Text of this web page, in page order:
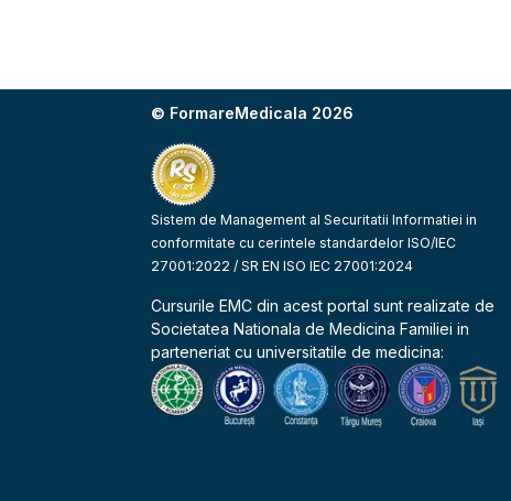
© FormareMedicala 2026
Sistem de Management al Securitatii Informatiei in
conformitate cu cerintele standardelor ISO/IEC
27001:2022 / SR EN ISO IEC 27001:2024
Cursurile EMC din acest portal sunt realizate de
Societatea Nationala de Medicina Familiei in
parteneriat cu universitatile de medicina: